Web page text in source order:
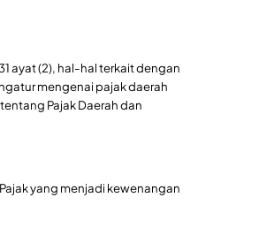
ayat (2), hal-hal terkait dengan
mengenai pajak daerah
Pajak Daerah dan
yang menjadi kewenangan